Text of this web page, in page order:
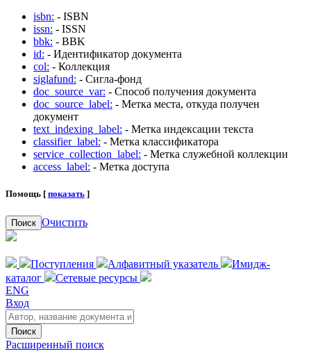
isbn: - ISBN
issn: - ISSN
bbk: - BBK
id: - Идентификатор документа
col: - Коллекция
siglafund: - Сигла-фонд
doc_source_var: - Способ получения документа
doc_source_label: - Метка места, откуда получен
документ
text_indexing_label: - Метка индексации текста
classifier_label: - Метка классификатора
service_collection_label: - Метка служебной коллекции
access_label: - Метка доступа
Помощь [ показать ]
Поиск Очистить
Поступления Алфавитный указатель
Имидж-
каталог
Сетевые ресурсы
ENG
Вход
Поиск
Расширенный поиск